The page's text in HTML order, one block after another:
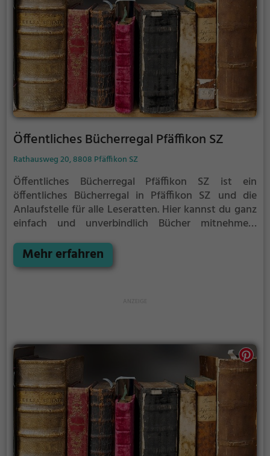
Öffentliches Bücherregal Pfäffikon SZ
Rathausweg 20, 8808 Pfäffikon SZ
Öffentliches Bücherregal Pfäffikon SZ ist ein
öffentliches Bücherregal in Pfäffikon SZ und die
Anlaufstelle für alle Leseratten. Hier kannst du ganz
einfach und unverbindlich Bücher mitnehmen,
Mehr erfahren